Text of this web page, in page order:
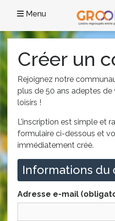
Menu
Créer un
Rejoignez notre
plus de 50 ans adeptes
loisirs !
L’inscription est simple et
formulaire ci-dessous et
immédiatement créé.
Informations du
Adresse e-mail